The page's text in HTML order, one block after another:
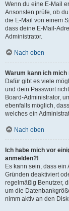
Wenn du eine E-Mail
Ansonsten prüfe, ob
die E-Mail von einem
dass deine E-Mail-
Administrator.
Nach oben
Warum kann ich mich
Dafür gibt es viele
und dein Passwort
Board-Administrator,
ebenfalls möglich,
welches ein
Nach oben
Ich habe mich vor
anmelden?!
Es kann sein, dass
Gründen deaktiviert
regelmäßig Benutzer,
um die
nimm aktiv an den